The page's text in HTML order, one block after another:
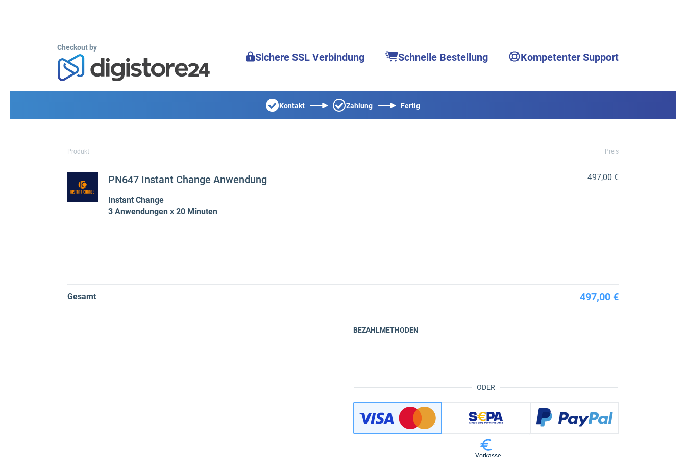
Checkout by
Sichere SSL Verbindung Schnelle Bestellung Kompetenter Support
Kontakt Zahlung Fertig
Produkt Preis
PN647 Instant Change Anwendung
Instant Change
3 Anwendungen x 20 Minuten
497,00 €
Gesamt 497,00 €
ODER
BEZAHLMETHODEN